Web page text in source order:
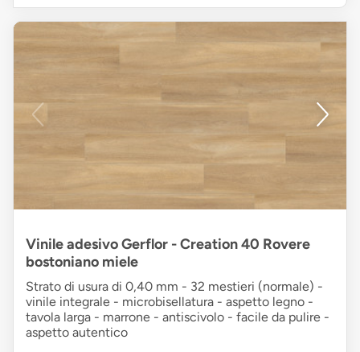
Vinile adesivo Gerflor - Creation 40 Rovere
bostoniano miele
Strato di usura di 0,40 mm - 32 mestieri (normale) -
vinile integrale - microbisellatura - aspetto legno -
tavola larga - marrone - antiscivolo - facile da pulire -
aspetto autentico